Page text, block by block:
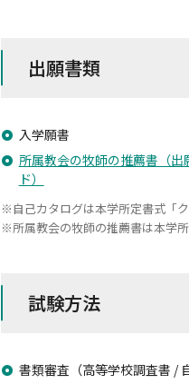
出願書類
入学願書
所属教会の牧師の推薦書（出
ド）
自己カタログは本学所定書式「
所属教会の牧師の推薦書は本学
試験方法
書類審査（高等学校調査書 /